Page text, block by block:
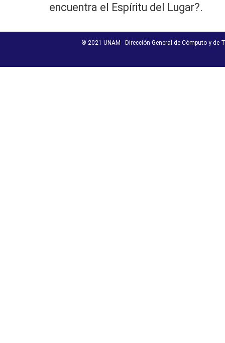
encuentra el Espíritu del Lugar?.
® 2021 UNAM - Dirección General de Cómputo y